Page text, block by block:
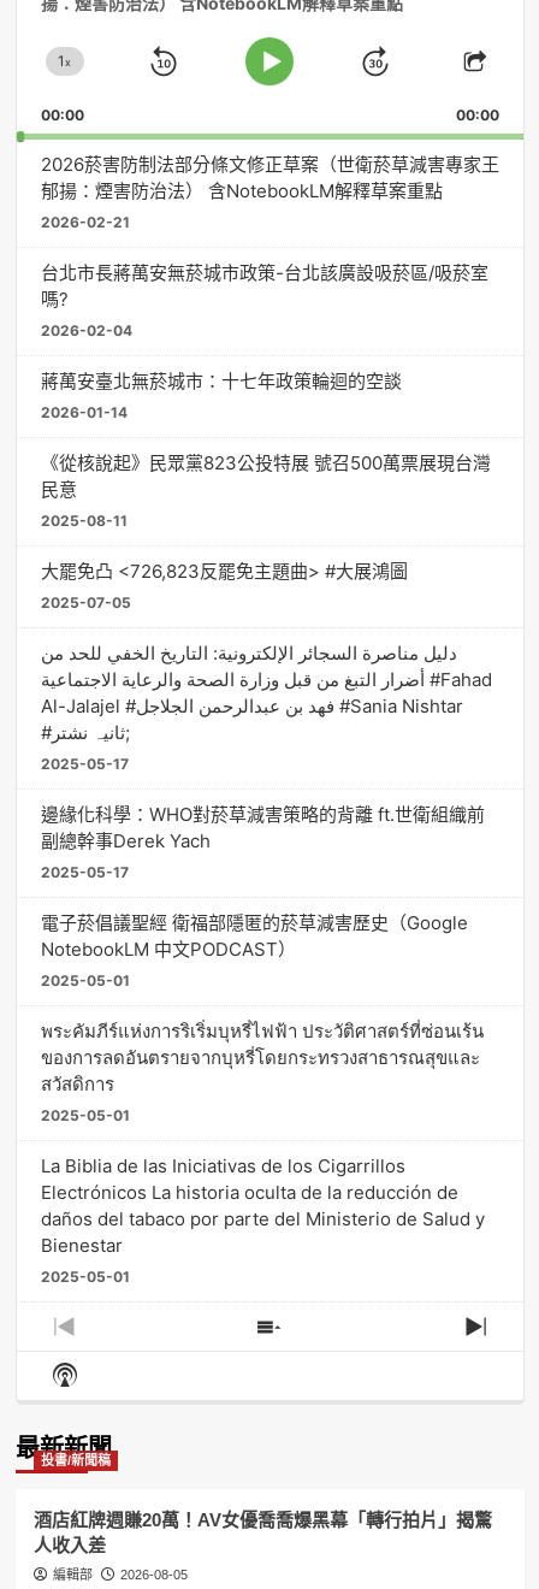
Change
Rate
1x
Skip
Play
Jump
Forward
Share
00:00 00:00
2026菸害防制法部分條文修正草案（世衛菸草減害專家王
郁揚：煙害防治法） 含NotebookLM解釋草案重點
2026-02-21
台北市長蔣萬安無菸城市政策-台北該廣設吸菸區/吸菸室
嗎?
2026-02-04
蔣萬安臺北無菸城市：十七年政策輪迴的空談
2026-01-14
《從核說起》民眾黨823公投特展 號召500萬票展現台灣
民意
2025-08-11
大罷免凸 <726,823反罷免主題曲> #大展鴻圖
2025-07-05
دليل مناصرة السجائر الإلكترونية: التاريخ الخفي للحد من
أضرار التبغ من قبل وزارة الصحة والرعاية الاجتماعية #Fahad
Al-Jalajel #فهد بن عبدالرحمن الجلاجل #Sania Nishtar
#ثانیہ نشتر;
2025-05-17
邊緣化科學：WHO對菸草減害策略的背離 ft.世衛組織前
副總幹事Derek Yach
2025-05-17
電子菸倡議聖經 衛福部隱匿的菸草減害歷史（Google
NotebookLM 中文PODCAST）
2025-05-01
พระคัมภีร์แห่งการริเริ่มบุหรี่ไฟฟ้า ประวัติศาสตร์ที่ซ่อนเร้น
ของการลดอันตรายจากบุหรี่โดยกระทรวงสาธารณสุขและ
สวัสดิการ
2025-05-01
La Biblia de las Iniciativas de los Cigarrillos
Electrónicos La historia oculta de la reducción de
daños del tabaco por parte del Ministerio de Salud y
Bienestar
2025-05-01
Previous
Episode
Show
Episodes
Next
Show
Podcast
最新新聞
投書/新聞稿
酒店紅牌週賺20萬！AV女優喬喬爆黑幕「轉行拍片」揭驚
人收入差
編輯部 2026-08-05